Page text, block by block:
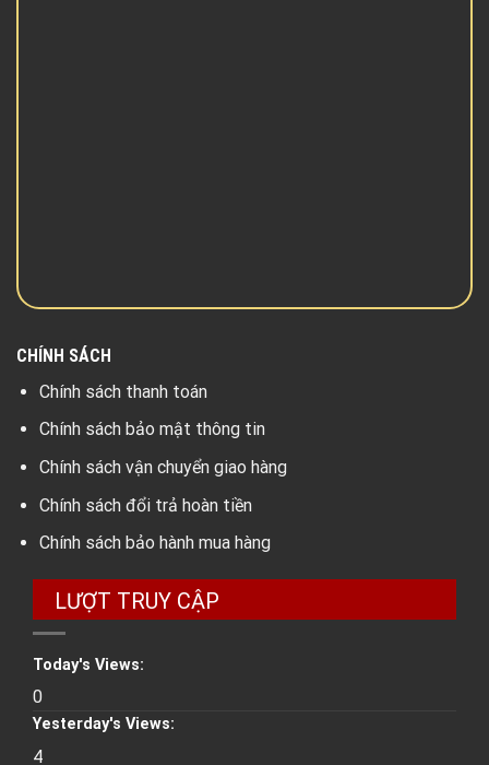
CHÍNH SÁCH
Chính sách thanh toán
Chính sách bảo mật thông tin
Chính sách vận chuyển giao hàng
Chính sách đổi trả hoàn tiền
Chính sách bảo hành mua hàng
LƯỢT TRUY CẬP
Today's Views:
0
Yesterday's Views:
4